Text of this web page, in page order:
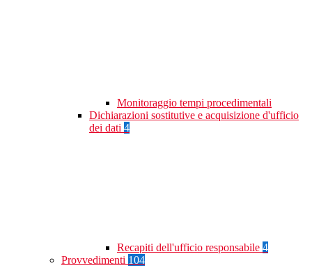
Monitoraggio tempi procedimentali
Dichiarazioni sostitutive e acquisizione d'ufficio
dei dati 4
Recapiti dell'ufficio responsabile 4
Provvedimenti 104